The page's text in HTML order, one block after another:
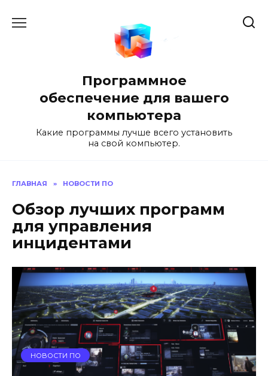
Программное
обеспечение для вашего
компьютера
Какие программы лучше всего установить
на свой компьютер.
ГЛАВНАЯ » НОВОСТИ ПО
Обзор лучших программ
для управления
инцидентами
НОВОСТИ ПО